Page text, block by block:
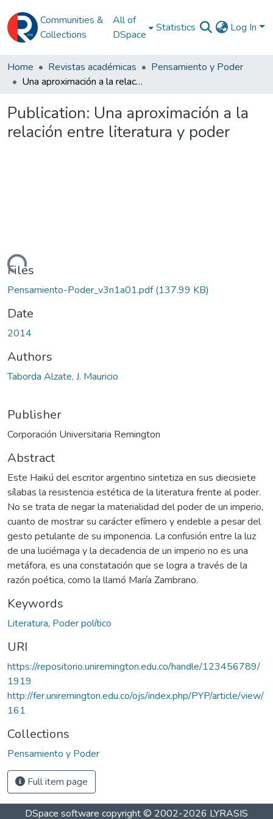
Communities &
Collections
All of
DSpace
Statistics Log In
Home Revistas académicas
Pensamiento y Poder
Una aproximación a la relación entre literatura y poder
Publication: Una aproximación a la
relación entre literatura y poder
Loading...
Files
Pensamiento-Poder_v3n1a01.pdf(137.99 KB)
Date
2014
Authors
Taborda Alzate, J. Mauricio
Publisher
Corporación Universitaria Remington
Abstract
Este Haikú del escritor argentino sintetiza en sus diecisiete
sílabas la resistencia estética de la literatura frente al poder.
No se trata de negar la materialidad del poder de un imperio,
cuanto de mostrar su carácter efímero y endeble a pesar del
gesto petulante de su imponencia. La confusión entre la luz
de una luciérnaga y la decadencia de un imperio no es una
metáfora, es una constatación que se logra a través de la
razón poética, como la llamó María Zambrano.
Keywords
Literatura, Poder político
URI
https://repositorio.uniremington.edu.co/handle/123456789/
1919
http://fer.uniremington.edu.co/ojs/index.php/PYP/article/view/
161
Collections
Pensamiento y Poder
Full item page
DSpace software copyright © 2002-2026 LYRASIS